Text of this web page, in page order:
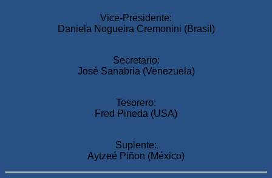
Vice-Presidente:
Daniela Nogueira Cremonini (Brasil)
Secretario:
José Sanabria (Venezuela)
Tesorero:
Fred Pineda (USA)
Suplente:
Aytzeé Piñon (México)